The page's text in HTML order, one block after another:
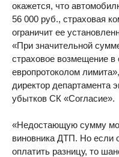
окажется, что
56 000 руб., страховая
ограничит ее
«При значительной
страховое возмещение в
европротоколом
директор департамента
убытков СК «Согласие».
«Недостающую сумму
виновника ДТП. Но если
оплатить разницу, то